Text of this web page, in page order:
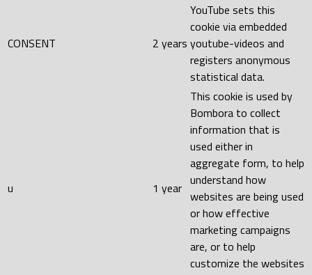
CONSENT 2 years
YouTube sets this
cookie via embedded
youtube-videos and
registers anonymous
statistical data.
u 1 year
This cookie is used by
Bombora to collect
information that is
used either in
aggregate form, to help
understand how
websites are being used
or how effective
marketing campaigns
are, or to help
customize the websites